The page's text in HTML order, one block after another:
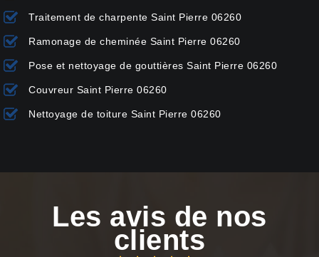
Traitement de charpente Saint Pierre 06260
Ramonage de cheminée Saint Pierre 06260
Pose et nettoyage de gouttières Saint Pierre 06260
Couvreur Saint Pierre 06260
Nettoyage de toiture Saint Pierre 06260
Les avis de nos
clients